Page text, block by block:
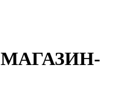
МАГАЗИН-